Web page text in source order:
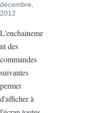
décembre,
2012
L'enchaineme
nt des
commandes
suivantes
permet
d'afficher à